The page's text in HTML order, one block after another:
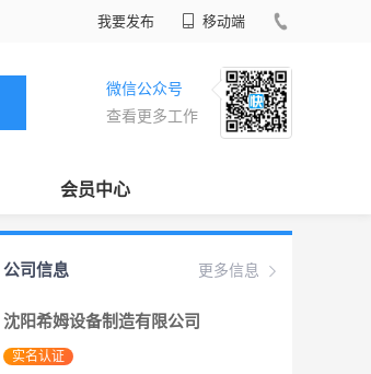
我要发布 移动端
微信公众号
查看更多工作
会员中心
更多信息
公司信息
沈阳希姆设备制造有限公司
实名认证